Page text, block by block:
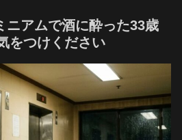
ニアムで酒に酔った33歳
をつけください